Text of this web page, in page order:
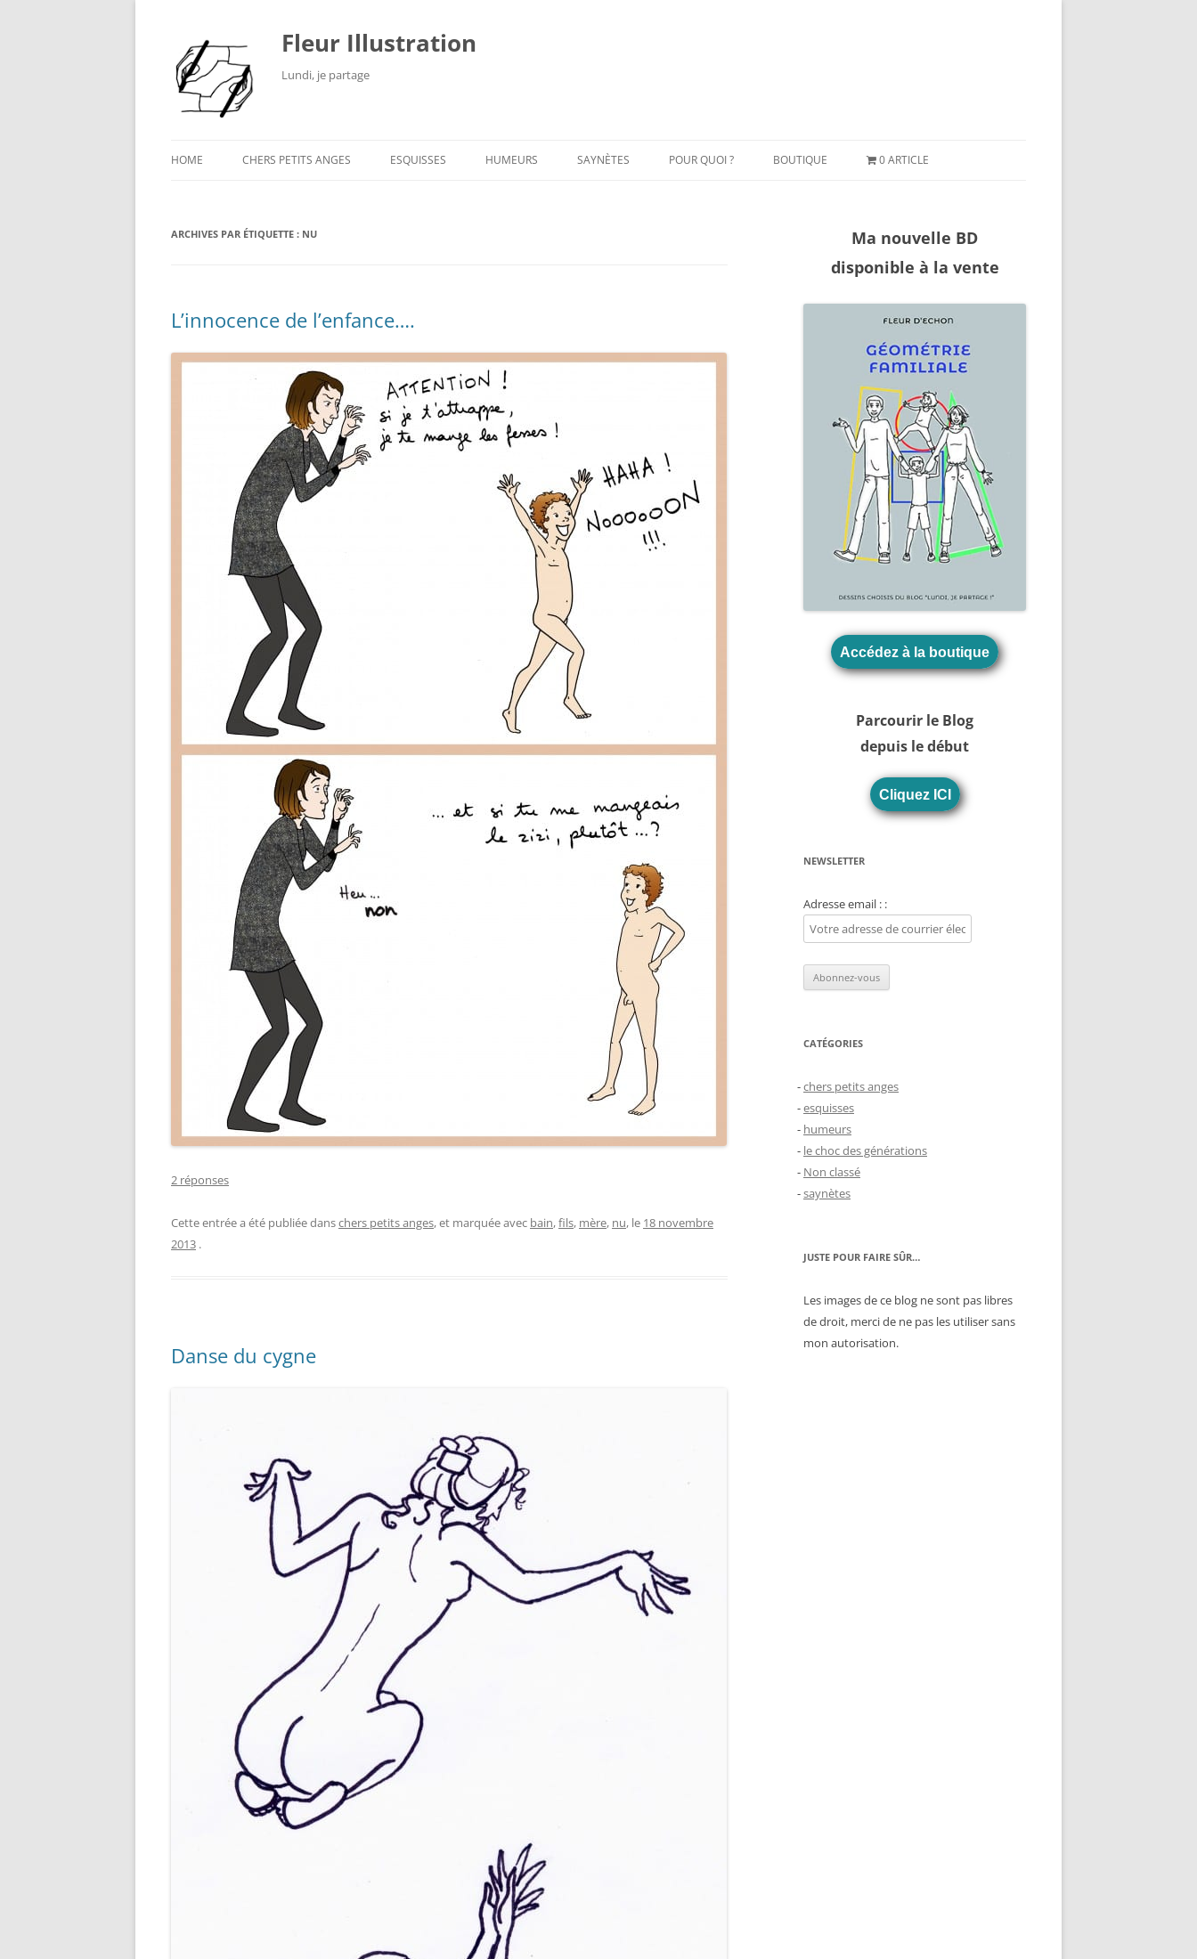
Fleur Illustration
Lundi, je partage
HOME CHERS PETITS ANGES ESQUISSES HUMEURS SAYNÈTES POUR QUOI ? BOUTIQUE 0 ARTICLE
ARCHIVES PAR ÉTIQUETTE : NU
L’innocence de l’enfance….
2 réponses
Cette entrée a été publiée danschers petits anges, et marquée avec bain,fils, mère, nu, le 18 novembre
2013 .
Danse du cygne
Ma nouvelle BD
disponible à la vente
Accédez à la boutique
Parcourir le Blog
depuis le début
Cliquez ICI
NEWSLETTER
Adresse email : :
CATÉGORIES
chers petits anges
esquisses
humeurs
le choc des générations
Non classé
saynètes
JUSTE POUR FAIRE SÛR…
Les images de ce blog ne sont pas libres
de droit, merci de ne pas les utiliser sans
mon autorisation.